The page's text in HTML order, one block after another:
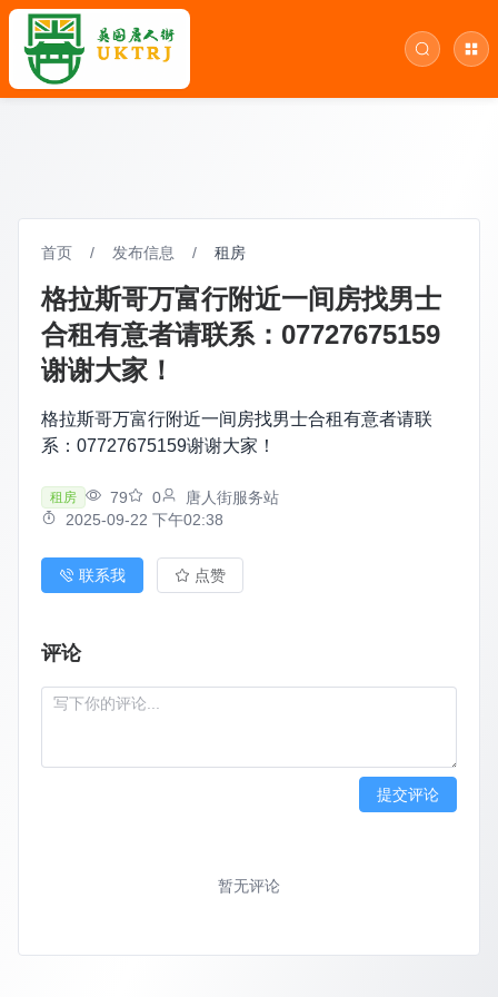
首页 / 发布信息 / 租房
格拉斯哥万富行附近一间房找男士
合租有意者请联系：07727675159
谢谢大家！
格拉斯哥万富行附近一间房找男士合租有意者请联
系：07727675159谢谢大家！
租房 79 0
唐人街服务站
2025-09-22 下午02:38
联系我 点赞
评论
提交评论
暂无评论